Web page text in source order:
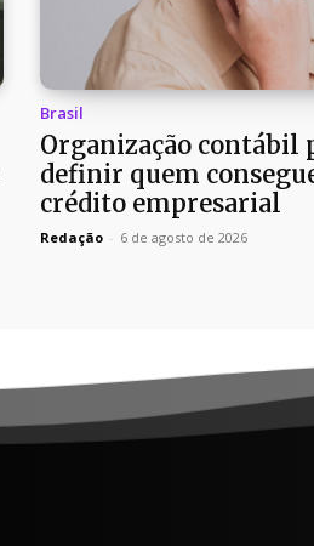
Brasil
Organização contábil
definir quem
crédito empresarial
Redação - 6 de agosto de 2026